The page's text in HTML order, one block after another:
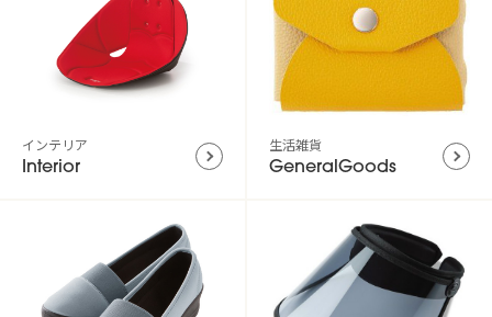
インテリア
Interior
生活雑貨
GeneralGoods